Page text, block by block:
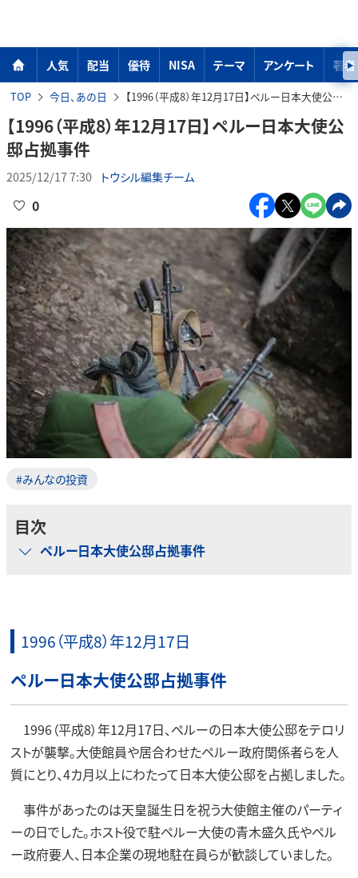
人気 配当 優待 NISA テーマ アンケート 著者
TOP 今日、あの日 【1996（平成8）年12月17日】ペルー日本大使公邸占拠事件
【1996（平成8）年12月17日】ペルー日本大使公
邸占拠事件
2025/12/17 7:30 トウシル編集チーム
0
#みんなの投資
目次
ペルー日本大使公邸占拠事件
1996（平成8）年12月17日
ペルー日本大使公邸占拠事件
1996（平成8）年12月17日、ペルーの日本大使公邸をテロリ
ストが襲撃。大使館員や居合わせたペルー政府関係者らを人
質にとり、4カ月以上にわたって日本大使公邸を占拠しました。
事件があったのは天皇誕生日を祝う大使館主催のパーティ
ーの日でした。ホスト役で駐ペルー大使の青木盛久氏やペル
ー政府要人、日本企業の現地駐在員らが歓談していました。